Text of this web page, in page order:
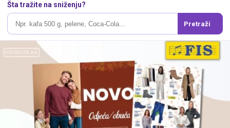
Šta tražite na sniženju?
Pretraži